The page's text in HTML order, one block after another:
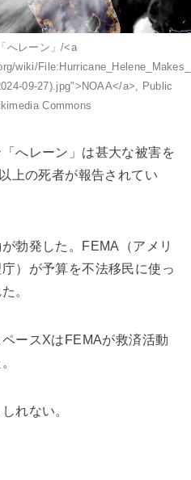
へレーン」/<a
wiki/File:Hurricane_Helene_Makes_
09-27).jpg">NOAA</a>, Public
Commons
へレーン」は甚大な被害を
上の死者が報告されてい
勃発した。FEMA（アメリ
）が予算を不法移民に使っ
。
ースXはFEMAが救済活動
れない。